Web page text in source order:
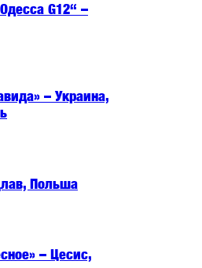
G12“ –
– Украина,
Польша
– Цесис,